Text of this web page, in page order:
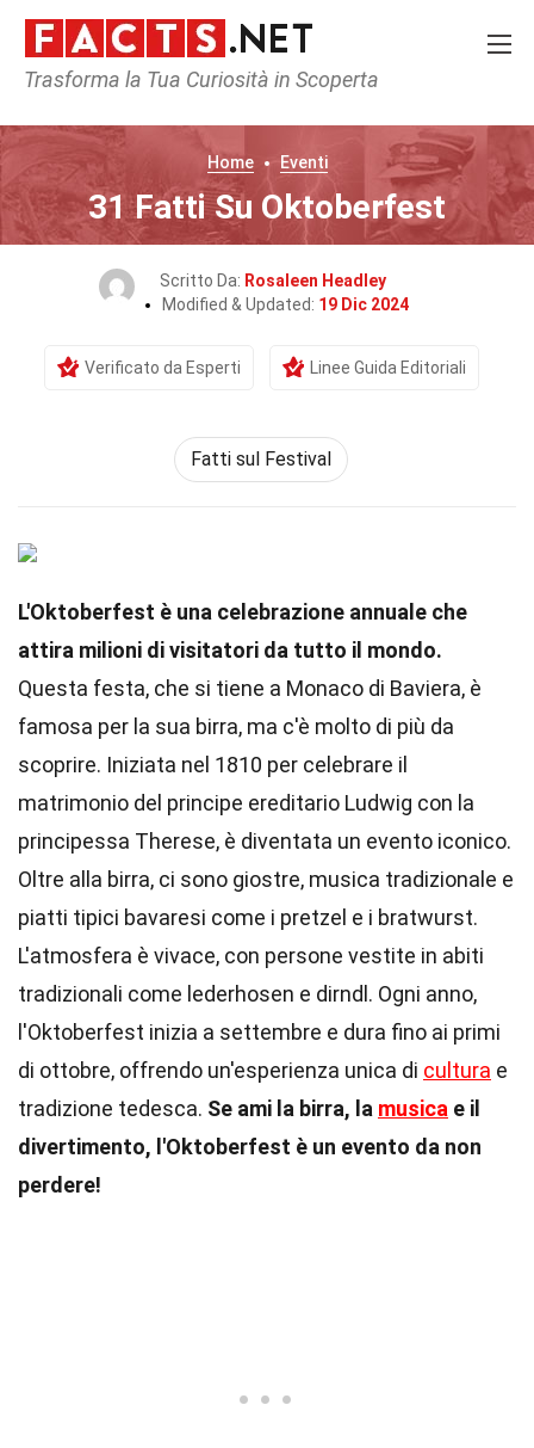
Trasforma la Tua Curiosità in Scoperta
Home Eventi
31 Fatti Su Oktoberfest
Scritto Da: Rosaleen Headley
Modified & Updated: 19 Dic 2024
Verificato da Esperti Linee Guida Editoriali
Fatti sul Festival
L'Oktoberfest è una celebrazione annuale che
attira milioni di visitatori da tutto il mondo.
Questa festa, che si tiene a Monaco di Baviera, è
famosa per la sua birra, ma c'è molto di più da
scoprire. Iniziata nel 1810 per celebrare il
matrimonio del principe ereditario Ludwig con la
principessa Therese, è diventata un evento iconico.
Oltre alla birra, ci sono giostre, musica tradizionale e
piatti tipici bavaresi come i pretzel e i bratwurst.
L'atmosfera è vivace, con persone vestite in abiti
tradizionali come lederhosen e dirndl. Ogni anno,
l'Oktoberfest inizia a settembre e dura fino ai primi
di ottobre, offrendo un'esperienza unica di cultura e
tradizione tedesca. Se ami la birra, la musica e il
divertimento, l'Oktoberfest è un evento da non
perdere!